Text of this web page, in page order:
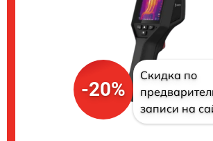
-20%
Скидка по
записи на